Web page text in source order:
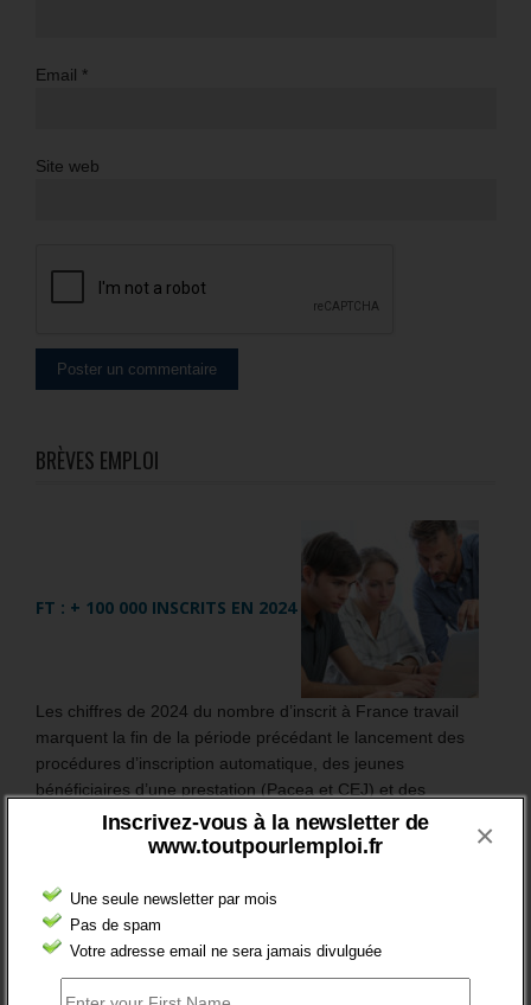
Inscrivez-vous à la newsletter de
www.toutpourlemploi.fr
Une seule newsletter par mois
Pas de spam
Votre adresse email ne sera jamais divulguée
×
Email *
Site web
BRÈVES EMPLOI
FT : + 100 000 INSCRITS EN 2024
Les chiffres de 2024 du nombre d’inscrit à France travail
marquent la fin de la période précédant le lancement des
procédures d’inscription automatique, des jeunes
bénéficiaires d’une prestation (Pacea et CEJ) et des
nouveaux allocataires du RSA.
En France entière, le nombre de demandeurs d’emploi,
inscrits à France travail, s’élève à 6 255 100 au 4ème
trimestre 2024.
Sur l’année 2024, il a globalement augmenté de +1,5%.